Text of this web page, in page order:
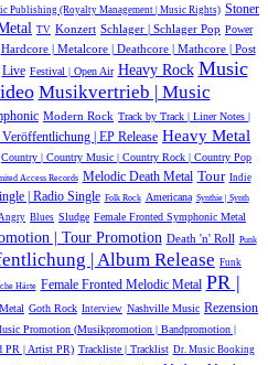
Publishing (Royalty Management | Music Rights) Stoner
TV Konzert Schlager | Schlager Pop Power
Hardcore | Metalcore | Deathcore | Mathcore | Post
Live Festival | Open Air Heavy Rock Music
Musikvertrieb | Music
Modern Rock Track by Track | Liner Notes |
Veröffentlichung | EP Release Heavy Metal
Country | Country Music | Country Rock | Country Pop
Access Records Melodic Death Metal Tour Indie
| Radio Single Folk Rock Americana Synthie | Synth
Blues Sludge Female Fronted Symphonic Metal
| Tour Promotion Death 'n' Roll Punk
| Album Release Funk
Härte Female Fronted Melodic Metal PR |
Goth Rock Interview Nashville Music Rezension
Promotion (Musikpromotion | Bandpromotion |
PR | Artist PR) Trackliste | Tracklist Dr. Music Booking